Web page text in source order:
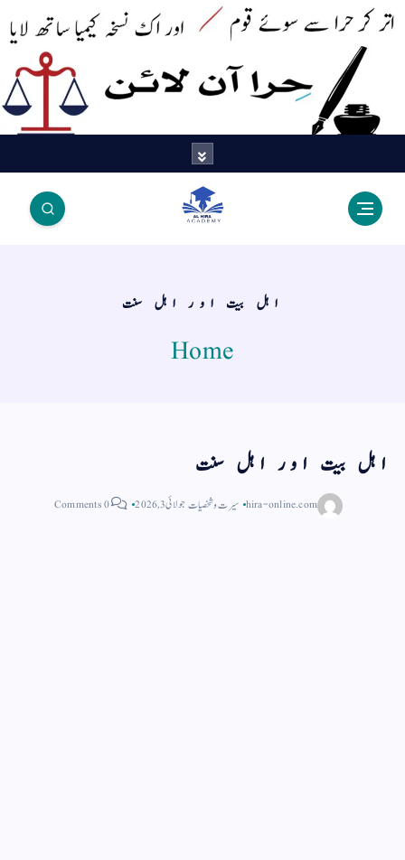
اک نسخہ کیمیا ساتھ لایا
اہل بیت اور اہل سنت
Home
اہل بیت اور اہل سنت
hira-online.com سیرت و شخصیات جولائی 3, 2026 0 Comments